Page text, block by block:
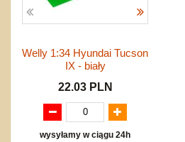
Welly 1:34 Hyundai Tucson
IX - biały
22.03 PLN
wysyłamy w ciągu 24h